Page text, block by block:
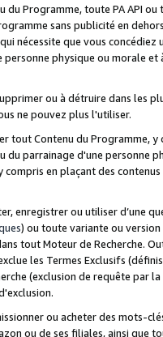
Programme, toute PA API
sans publicité en
nécessite que vous
physique ou morale
ou à détruire dans les
ne pouvez plus l'utiliser.
tout Contenu du Programme,
du parrainage d'une personne
en plaçant des
enregistrer ou utiliser d’une
) ou toute variante ou
tout Moteur de Recherche.
les Termes Exclusifs
(exclusion de requête
ou acheter des mots-
ou de ses filiales, ainsi que